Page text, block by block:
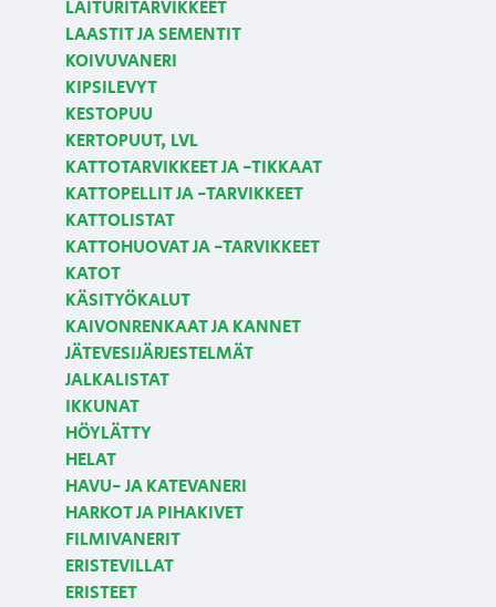
LAITURITARVIKKEET
LAASTIT JA SEMENTIT
KOIVUVANERI
KIPSILEVYT
KESTOPUU
KERTOPUUT, LVL
KATTOTARVIKKEET JA -TIKKAAT
KATTOPELLIT JA -TARVIKKEET
KATTOLISTAT
KATTOHUOVAT JA -TARVIKKEET
KATOT
KÄSITYÖKALUT
KAIVONRENKAAT JA KANNET
JÄTEVESIJÄRJESTELMÄT
JALKALISTAT
IKKUNAT
HÖYLÄTTY
HELAT
HAVU- JA KATEVANERI
HARKOT JA PIHAKIVET
FILMIVANERIT
ERISTEVILLAT
ERISTEET